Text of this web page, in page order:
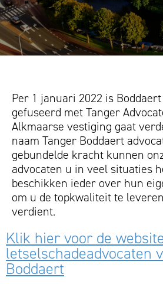
Per 1 januari 2022 is
gefuseerd met Tanger
Alkmaarse vestiging gaat
naam Tanger Boddaert
gebundelde kracht kunnen
advocaten u in veel situaties
beschikken ieder over hun
om u de topkwaliteit te
verdient.
Klik hier voor de
letselschadeadvocaten
Boddaert